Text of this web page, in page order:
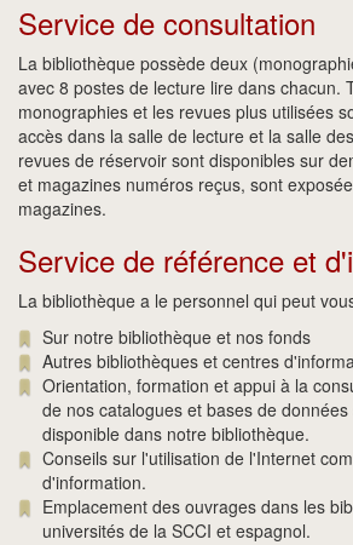
Service de consultation
La bibliothèque possède deux
avec 8 postes de lecture lire dans chacun.
monographies et les revues plus utilisées
accès dans la salle de lecture et la salle
revues de réservoir sont disponibles sur
et magazines numéros reçus, sont
magazines.
Service de référence et
La bibliothèque a le personnel qui peut
Sur notre bibliothèque et nos fonds
Autres bibliothèques et centres
Orientation, formation et appui à la
de nos catalogues et bases de données
disponible dans notre bibliothèque.
Conseils sur l'utilisation de l'Internet
d'information.
Emplacement des ouvrages dans les
universités de la SCCI et espagnol.